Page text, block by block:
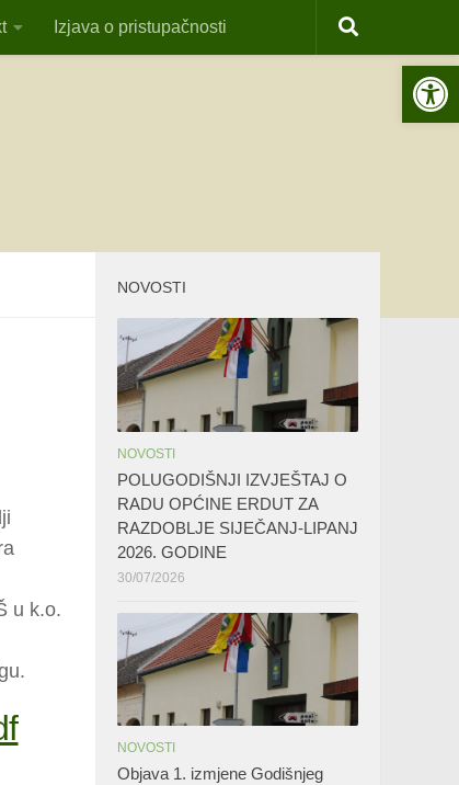
Izjava o pristupačnosti
u k.o.
NOVOSTI
NOVOSTI
POLUGODIŠNJI IZVJEŠTAJ O
RADU OPĆINE ERDUT ZA
RAZDOBLJE SIJEČANJ-LIPANJ
2026. GODINE
30/07/2026
NOVOSTI
Objava 1. izmjene Godišnjeg